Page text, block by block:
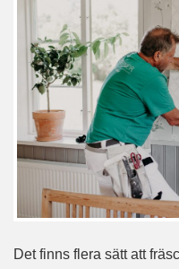
Det finns flera sätt att